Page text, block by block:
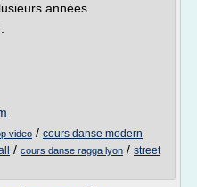
années.
video / cours danse modern
/ cours danse ragga lyon / street